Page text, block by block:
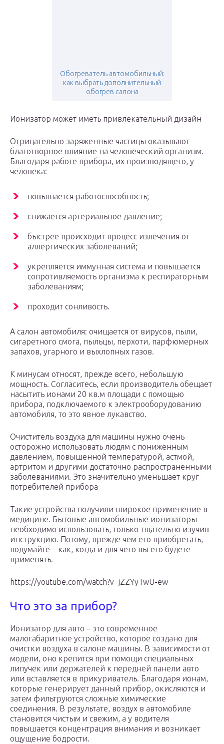
Обогреватель автомобильный:
как выбрать дополнительный
обогрев салона
Ионизатор может иметь привлекательный дизайн
Отрицательно заряженные частицы оказывают
благотворное влияние на человеческий организм.
Благодаря работе прибора, их производящего, у
человека:
повышается работоспособность;
снижается артериальное давление;
быстрее происходит процесс излечения от
аллергических заболеваний;
укрепляется иммунная система и повышается
сопротивляемость организма к респираторным
заболеваниям;
проходит сонливость.
А салон автомобиля: очищается от вирусов, пыли,
сигаретного смога, пыльцы, перхоти, парфюмерных
запахов, угарного и выхлопных газов.
К минусам относят, прежде всего, небольшую
мощность. Согласитесь, если производитель обещает
насытить ионами 20 кв.м площади с помощью
прибора, подключаемого к электрооборудованию
автомобиля, то это явное лукавство.
Очиститель воздуха для машины нужно очень
осторожно использовать людям с пониженным
давлением, повышенной температурой, астмой,
артритом и другими достаточно распространенными
заболеваниями. Это значительно уменьшает круг
потребителей прибора
Такие устройства получили широкое применение в
медицине. Бытовые автомобильные ионизаторы
необходимо использовать, только тщательно изучив
инструкцию. Потому, прежде чем его приобретать,
подумайте – как, когда и для чего вы его будете
применять.
https://youtube.com/watch?v=jZZYyTwU-ew
Что это за прибор?
Ионизатор для авто – это современное
малогабаритное устройство, которое создано для
очистки воздуха в салоне машины. В зависимости от
модели, оно крепится при помощи специальных
липучек или держателей к передней панели авто
или вставляется в прикуриватель. Благодаря ионам,
которые генерирует данный прибор, окисляются и
затем фильтруются сложные химические
соединения. В результате, воздух в автомобиле
становится чистым и свежим, а у водителя
повышается концентрация внимания и возникает
ощущение бодрости.